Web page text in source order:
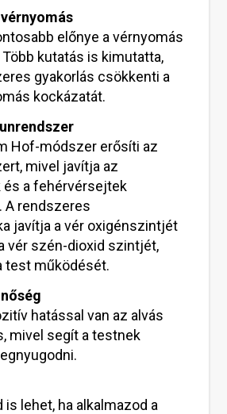
előnye a vérnyomás
kutatás is kimutatta,
gyakorlás csökkenti a
kockázatát.
Hof-módszer erősíti az
mivel javítja az
és a fehérvérsejtek
A rendszeres
javítja a vér oxigénszintjét
vér szén-dioxid szintjét,
test működését.
hatással van az alvás
mivel segít a testnek
is lehet, ha alkalmazod a